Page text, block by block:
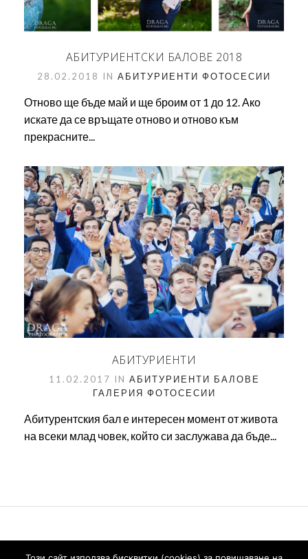
АБИТУРИЕНТСКИ БАЛОВЕ 2018
28.02.2018 IN АБИТУРИЕНТИ ФОТОСЕСИИ
Отново ще бъде май и ще броим от 1 до 12. Ако
искате да се връщате отново и отново към
прекрасните...
АБИТУРИЕНТИ
11.02.2017 IN АБИТУРИЕНТИ БАЛОВЕ
ГАЛЕРИЯ ФОТОСЕСИИ
Абитурентския бал е интересен момент от живота
на всеки млад човек, който си заслужава да бъде...